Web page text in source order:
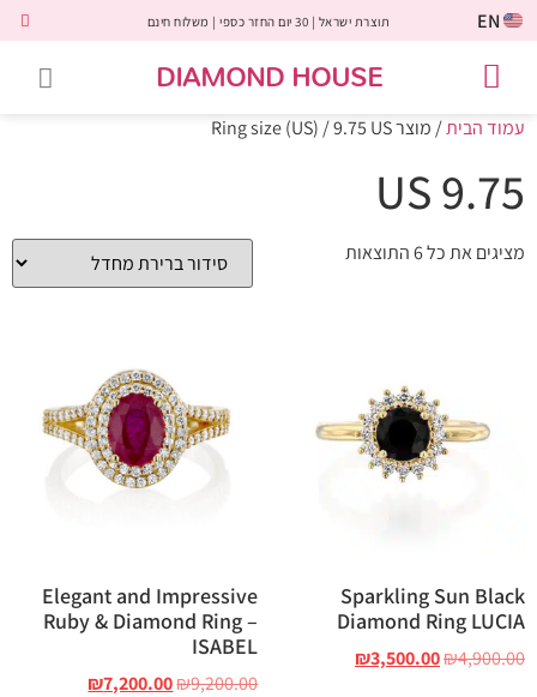
EN תוצרת ישראל | 30 יום החזר כספי | משלוח חינם
DIAMOND HOUSE
עמוד הבית/ מוצר Ring size (US) / 9.75 US
9.75 US
מציגים את כל ⁦6⁩ התוצאות
Sparkling Sun Black
Diamond Ring LUCIA
₪4,900.00
₪3,500.00
Elegant and Impressive
Ruby & Diamond Ring –
ISABEL
₪9,200.00
₪7,200.00